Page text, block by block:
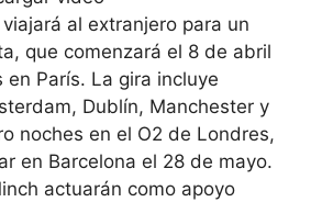
al extranjero para un
que comenzará el 8 de abril
en París. La gira incluye
Dublín, Manchester y
noches en el O2 de Londres,
en Barcelona el 28 de mayo.
actuarán como apoyo